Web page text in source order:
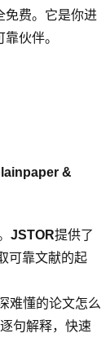
免费。它是你进
伙伴。
&
JSTOR提供了
可靠文献的起
难懂的论文怎么
句解释，快速